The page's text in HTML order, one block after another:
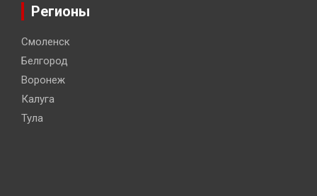
Регионы
Смоленск
Белгород
Воронеж
Калуга
Тула